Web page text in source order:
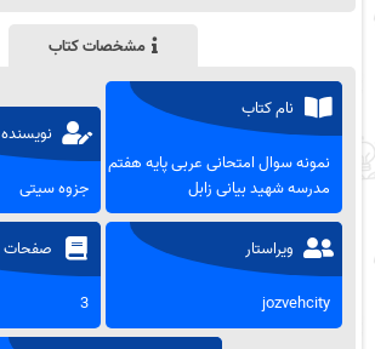
مشخصات کتاب
نام کتاب
نمونه سوال امتحانی عربی پایه هفتم
مدرسه شهید بیانی زابل
نویسنده
جزوه سیتی
ویراستار
jozvehcity
صفحات
3